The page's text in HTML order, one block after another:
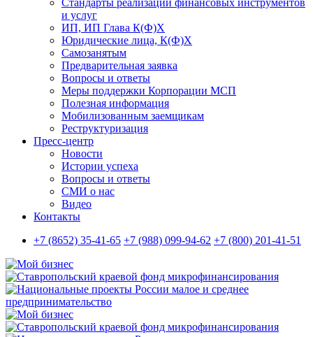
Стандарты реализации финансовых инструментов
и услуг
ИП, ИП Глава К(Ф)Х
Юридические лица, К(Ф)Х
Самозанятым
Предварительная заявка
Вопросы и ответы
Меры поддержки Корпорации МСП
Полезная информация
Мобилизованным заемщикам
Реструктуризация
Пресс-центр
Новости
Истории успеха
Вопросы и ответы
СМИ о нас
Видео
Контакты
+7 (8652) 35-41-65 +7 (988) 099-94-62 +7 (800) 201-41-51